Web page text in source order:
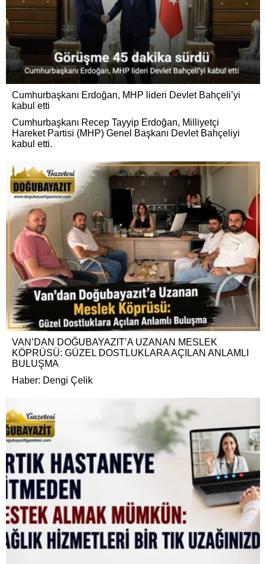
Cumhurbaşkanı Erdoğan, MHP lideri Devlet Bahçeli’yi
kabul etti
Cumhurbaşkanı Recep Tayyip Erdoğan, Milliyetçi
Hareket Partisi (MHP) Genel Başkanı Devlet Bahçeliyi
kabul etti.
VAN’DAN DOĞUBAYAZIT’A UZANAN MESLEK
KÖPRÜSÜ: GÜZEL DOSTLUKLARA AÇILAN ANLAMLI
BULUŞMA
Haber: Dengi Çelik